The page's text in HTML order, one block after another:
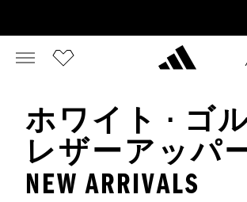
ホワイト · ゴ
レザーアッパ
NEW ARRIVALS